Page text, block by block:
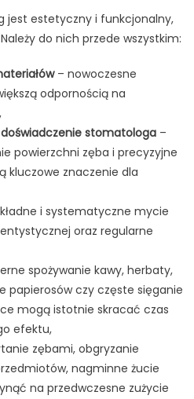
jest estetyczny i funkcjonalny,
do nich przede wszystkim:
– nowoczesne
odpornością na
stomatologa–
powierzchni zęba i precyzyjne
kluczowe znaczenie dla
i systematyczne mycie
oraz regularne
spożywanie kawy, herbaty,
papierosów czy częste sięganie
mogą istotnie skracać czas
efektu,
zębami, obgryzanie
nagminne żucie
na przedwczesne zużycie